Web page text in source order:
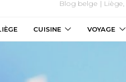
Blog belge |
CUISINE VOYAGE